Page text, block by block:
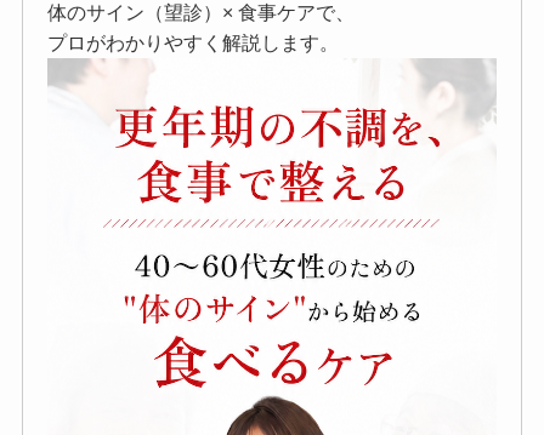
体のサイン（望診）× 食事ケアで、
プロがわかりやすく解説します。